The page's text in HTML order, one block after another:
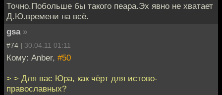
Точно.Побольше бы такого пеара.Эх явно не хватает
Д.Ю.времени на всё.
gsa »
#74 | 30.04.11 01:11
Кому: Anber, #50
> > Для вас Юра, как чёрт для истово-
православных?